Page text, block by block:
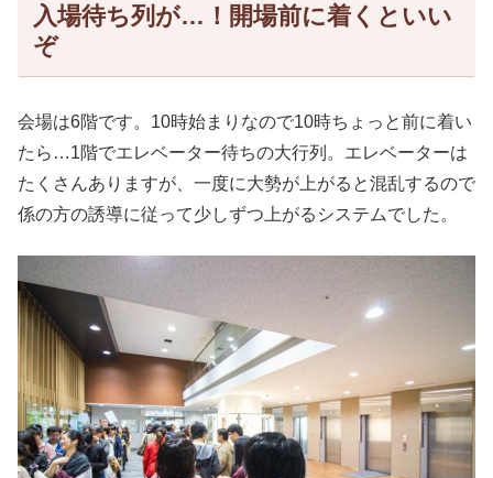
入場待ち列が…！開場前に着くといい
ぞ
会場は6階です。10時始まりなので10時ちょっと前に着い
たら…1階でエレベーター待ちの大行列。エレベーターは
たくさんありますが、一度に大勢が上がると混乱するので
係の方の誘導に従って少しずつ上がるシステムでした。